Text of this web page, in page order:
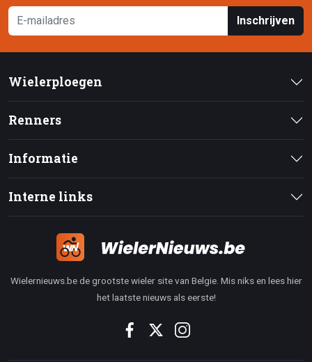
Inschrijven
Wielerploegen
Renners
Informatie
Interne links
Wielernieuws.be de grootste wieler site van Belgie. Mis niks en lees hier
het laatste nieuws als eerste!